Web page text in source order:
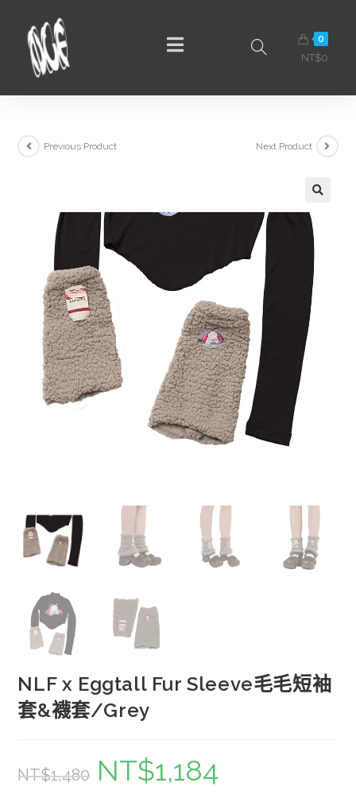
0
NT$0
Previous Product Next Product
NLF x Eggtall Fur Sleeve毛毛短袖
套&襪套/Grey
NT$1,480 NT$1,184